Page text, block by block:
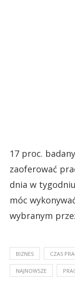
17 proc.
zaoferować
dnia w
móc
wybranym
BIZNES CZAS
NAJNOWSZE